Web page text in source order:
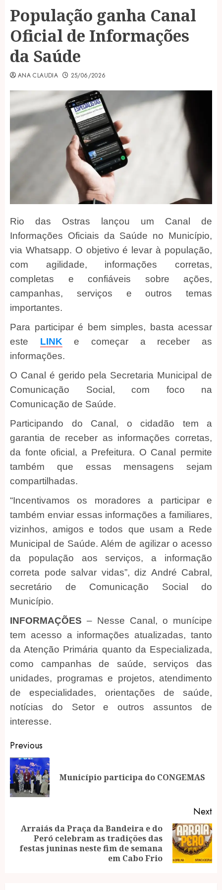
População ganha Canal
Oficial de Informações
da Saúde
ANA CLAUDIA 25/06/2026
Rio das Ostras lançou um Canal de
Informações Oficiais da Saúde no Município,
via Whatsapp. O objetivo é levar à população,
com agilidade, informações corretas,
completas e confiáveis sobre ações,
campanhas, serviços e outros temas
importantes.
Para participar é bem simples, basta acessar
este LINK e começar a receber as
informações.
O Canal é gerido pela Secretaria Municipal de
Comunicação Social, com foco na
Comunicação de Saúde.
Participando do Canal, o cidadão tem a
garantia de receber as informações corretas,
da fonte oficial, a Prefeitura. O Canal permite
também que essas mensagens sejam
compartilhadas.
“Incentivamos os moradores a participar e
também enviar essas informações a familiares,
vizinhos, amigos e todos que usam a Rede
Municipal de Saúde. Além de agilizar o acesso
da população aos serviços, a informação
correta pode salvar vidas”, diz André Cabral,
secretário de Comunicação Social do
Município.
INFORMAÇÕES – Nesse Canal, o munícipe
tem acesso a informações atualizadas, tanto
da Atenção Primária quanto da Especializada,
como campanhas de saúde, serviços das
unidades, programas e projetos, atendimento
de especialidades, orientações de saúde,
notícias do Setor e outros assuntos de
interesse.
Post
navigation
Previous
Município participa do CONGEMAS
Next
post:
Arraiás da Praça da Bandeira e do
Peró celebram as tradições das
festas juninas neste fim de semana
em Cabo Frio